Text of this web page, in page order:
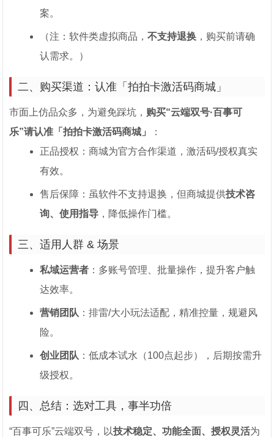
案。
（注：软件类虚拟商品，不支持退换 ，购买前请确
认需求。）
二、购买渠道：认准「拍拍卡激活码商城」
市面上仿品众多，为避免踩坑， 购买“云端双号·百事可
乐”请认准「拍拍卡激活码商城」
：
正品授权：商城为官方合作渠道，激活码/授权真实
有效。
售后保障：虽软件不支持退换，但商城提供技术咨
询、使用指导 ，降低操作门槛。
三、适用人群 & 场景
私域运营者 ：多账号管理、批量操作，提升客户触
达效率。
营销团队 ：排雷/大小玩法适配，精准控量，规避风
险。
创业团队 ：低成本试水（100点起步），后期按需升
级授权。
四、总结：选对工具，事半功倍
“百事可乐”云端双号，以技术稳定、功能全面、授权灵活为